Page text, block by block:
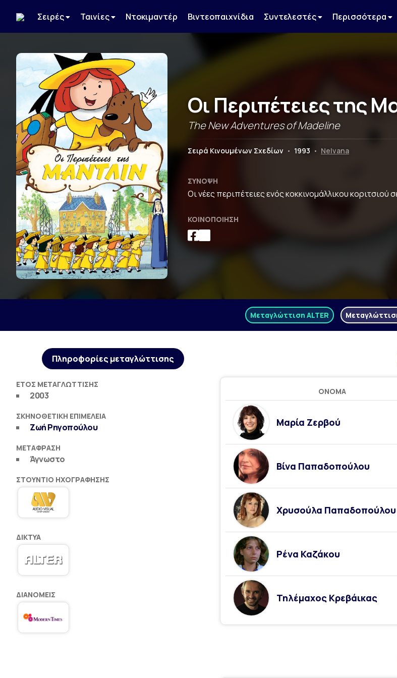
Σειρές Ταινίες Ντοκιμαντέρ Βιντεοπαιχνίδια Συντελεστές Περισσότερα
Οι Περιπέτειες της
The New Adventures of Madeline
Σειρά Κινουμένων Σχεδίων • 1993 • Nelvana
ΣΎΝΟΨΗ
Οι νέες περιπέτειες ενός κοκκινομάλλικου κοριτσιού
ΚΟΙΝΟΠΟΊΗΣΗ
Μεταγλώττιση ALTER
Πληροφορίες μεταγλώττισης
ΈΤΟΣ ΜΕΤΑΓΛΏΤΤΙΣΗΣ
2003
ΣΚΗΝΟΘΕΤΙΚΉ ΕΠΙΜΈΛΕΙΑ
Ζωή Ρηγοπούλου
ΜΕΤΆΦΡΑΣΗ
Άγνωστο
ΣΤΟΎΝΤΙΟ ΗΧΟΓΡΆΦΗΣΗΣ
ΔΊΚΤΥΑ
ΔΙΑΝΟΜΕΊΣ
ΌΝΟΜΑ
Μαρία Ζερβού
Βίνα Παπαδοπούλου
Χρυσούλα Παπαδοπούλου
Ρένα Καζάκου
Τηλέμαχος Κρεβάικας